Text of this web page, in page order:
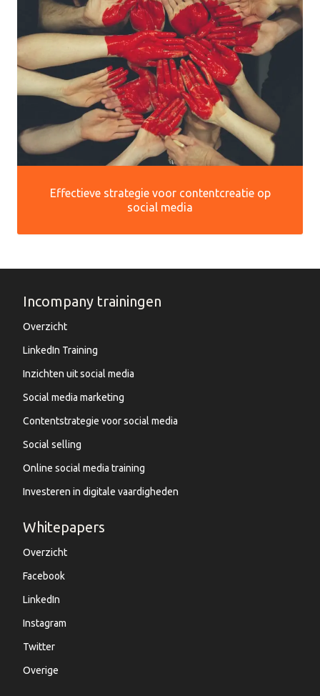
Effectieve strategie voor contentcreatie op
social media
Incompany trainingen
Overzicht
LinkedIn Training
Inzichten uit social media
Social media marketing
Contentstrategie voor social media
Social selling
Online social media training
Investeren in digitale vaardigheden
Whitepapers
Overzicht
Facebook
LinkedIn
Instagram
Twitter
Overige